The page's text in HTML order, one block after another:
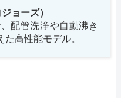
ョーズ）
配管洗浄や自動沸き
た高性能モデル。